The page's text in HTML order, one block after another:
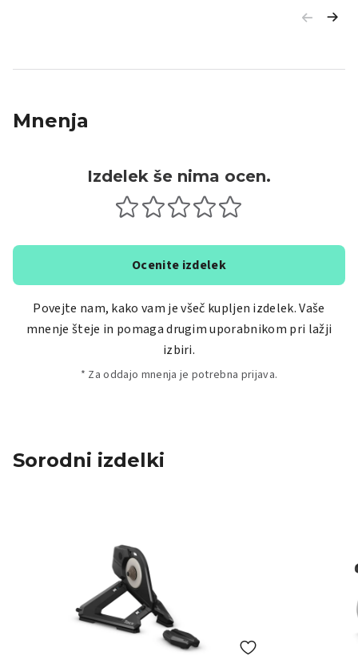
Mnenja
Izdelek še nima ocen.
Ocenite izdelek
Povejte nam, kako vam je všeč kupljen izdelek. Vaše
mnenje šteje in pomaga drugim uporabnikom pri lažji
izbiri.
* Za oddajo mnenja je potrebna prijava.
Sorodni izdelki